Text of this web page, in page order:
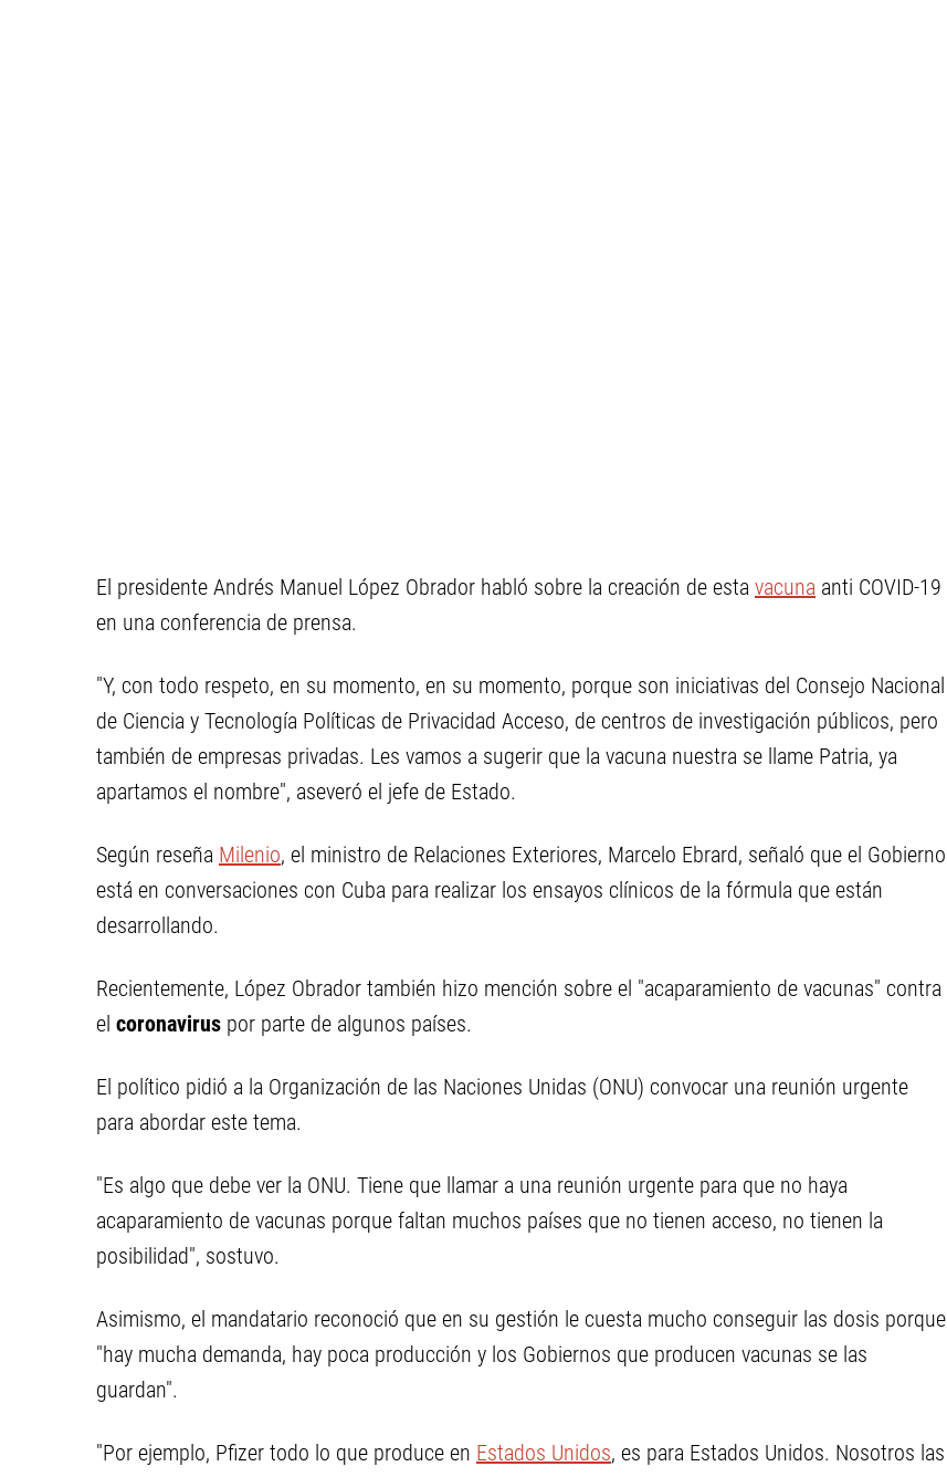
El presidente Andrés Manuel López Obrador habló sobre la creación de esta vacuna anti COVID-19
en una conferencia de prensa.
"Y, con todo respeto, en su momento, en su momento, porque son iniciativas del Consejo Nacional
de Ciencia y Tecnología Políticas de Privacidad Acceso, de centros de investigación públicos, pero
también de empresas privadas. Les vamos a sugerir que la vacuna nuestra se llame Patria, ya
apartamos el nombre", aseveró el jefe de Estado.
Según reseña Milenio, el ministro de Relaciones Exteriores, Marcelo Ebrard, señaló que el Gobierno
está en conversaciones con Cuba para realizar los ensayos clínicos de la fórmula que están
desarrollando.
Recientemente, López Obrador también hizo mención sobre el "acaparamiento de vacunas" contra
el coronavirus por parte de algunos países.
El político pidió a la Organización de las Naciones Unidas (ONU) convocar una reunión urgente
para abordar este tema.
"Es algo que debe ver la ONU. Tiene que llamar a una reunión urgente para que no haya
acaparamiento de vacunas porque faltan muchos países que no tienen acceso, no tienen la
posibilidad", sostuvo.
Asimismo, el mandatario reconoció que en su gestión le cuesta mucho conseguir las dosis porque
"hay mucha demanda, hay poca producción y los Gobiernos que producen vacunas se las
guardan".
"Por ejemplo, Pfizer todo lo que produce en Estados Unidos, es para Estados Unidos. Nosotros las